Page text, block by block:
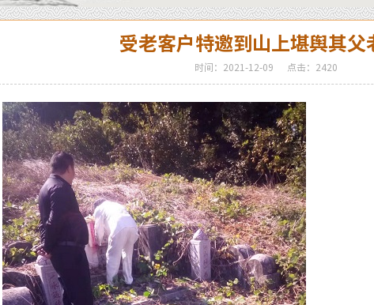
受老客户特邀到山上堪舆其父
时间：2021-12-09 点击：2420